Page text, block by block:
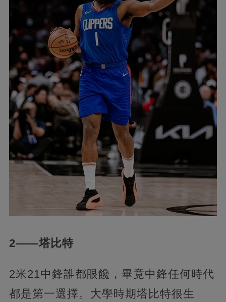
2——塔比特
2米21中鋒誰都眼饞，畢竟中鋒任何時代
都是第一選擇。大學時期塔比特很生